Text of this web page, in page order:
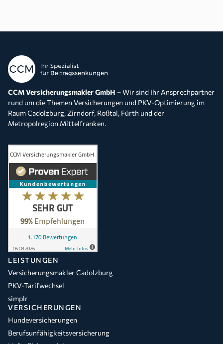
CCM Versicherungsmakler GmbH – Wir sind Ihr Ansprechpartner
rund um die Themen Versicherungen und PKV-Optimierung im
Raum Cadolzburg, Zirndorf, Roßtal, Fürth und der
Metropolregion Mittelfranken.
LEISTUNGEN
Versicherungsmakler Cadolzburg
PKV-Tarifwechsel
simplr
VERSICHERUNGEN
Hundeversicherungen
Berufsunfähigkeitsversicherung